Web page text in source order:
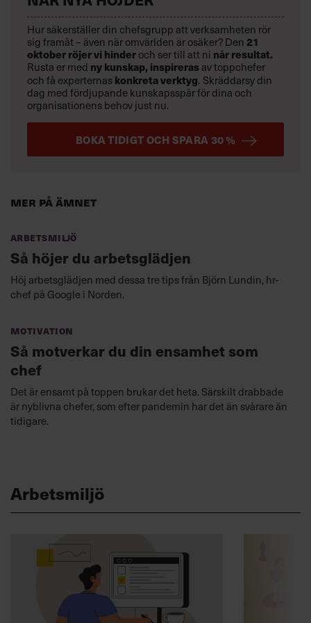
Mer på ämnet
Arbetsmiljö
Så höjer du arbetsglädjen
Höj arbetsglädjen med dessa tre tips från Björn Lundin, hr-
chef på Google i Norden.
Motivation
Så motverkar du din ensamhet som
chef
Det är ensamt på toppen brukar det heta. Särskilt drabbade
är nyblivna chefer, som efter pandemin har det än svårare än
tidigare.
Hur säkerställer din chefsgrupp att verksamheten rör
sig framåt – även när omvärlden är osäker? Den 21
oktoberröjer vi hinderoch ser till att ni når resultat.
Rusta er med ny kunskap, inspirerasav toppchefer
och få experternaskonkreta verktyg. Skräddarsy din
dag med fördjupande kunskapsspår för dina och
organisationens behov just nu.
BOKA TIDIGT OCH SPARA 30 %
Arbetsmiljö